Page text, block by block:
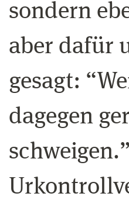
sondern
aber dafür
gesagt:
dagegen